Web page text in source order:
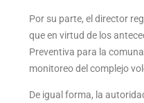
Por su parte, el director
que en virtud de los
Preventiva para la
monitoreo del complejo
De igual forma, la